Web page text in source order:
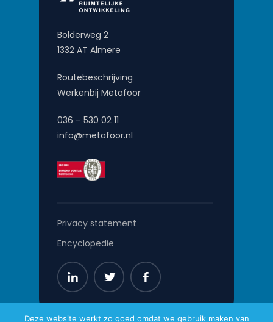
Bolderweg 2
1332 AT Almere
Routebeschrijving
Werkenbij Metafoor
036 – 530 02 11
info@metafoor.nl
Privacy statement
Encyclopedie
Deze website werkt zo goed omdat we gebruik maken van